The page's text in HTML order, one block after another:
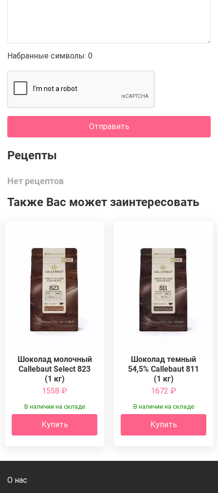
Набранные символы: 0
Отправить
Нет рецептов
Также Вас может заинтересовать
Шоколад молочный
Callebaut Select 823
(1 кг)
1558 ₽
В наличии на складе
Купить
Шоколад темный
54,5% Callebaut 811
(1 кг)
1672 ₽
В наличии на складе
Купить
О нас